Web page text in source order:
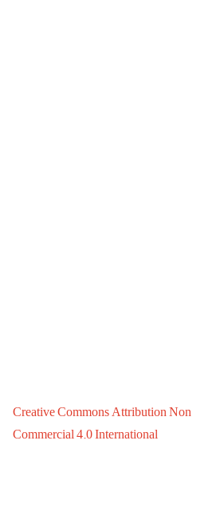
Creative Commons Attribution Non
Commercial 4.0 International